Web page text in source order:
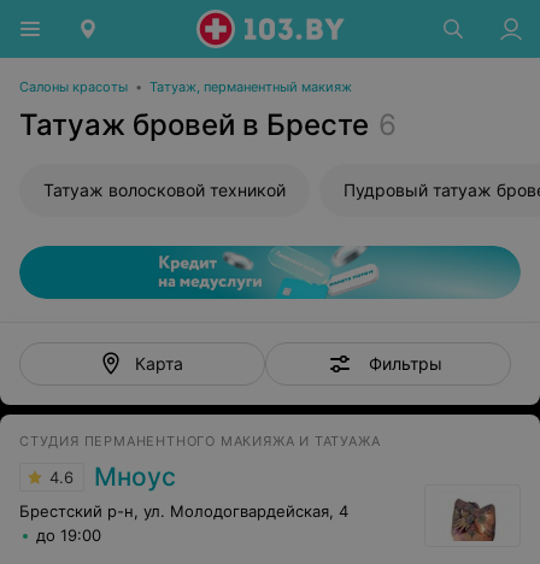
Салоны красоты • Татуаж, перманентный макияж
Татуаж бровей в Бресте 6
Татуаж волосковой техникой Пудровый татуаж
Карта Фильтры
СТУДИЯ ПЕРМАНЕНТНОГО МАКИЯЖА И ТАТУАЖА
4.6 Мноус
Брестский р-н, ул. Молодогвардейская, 4
до 19:00